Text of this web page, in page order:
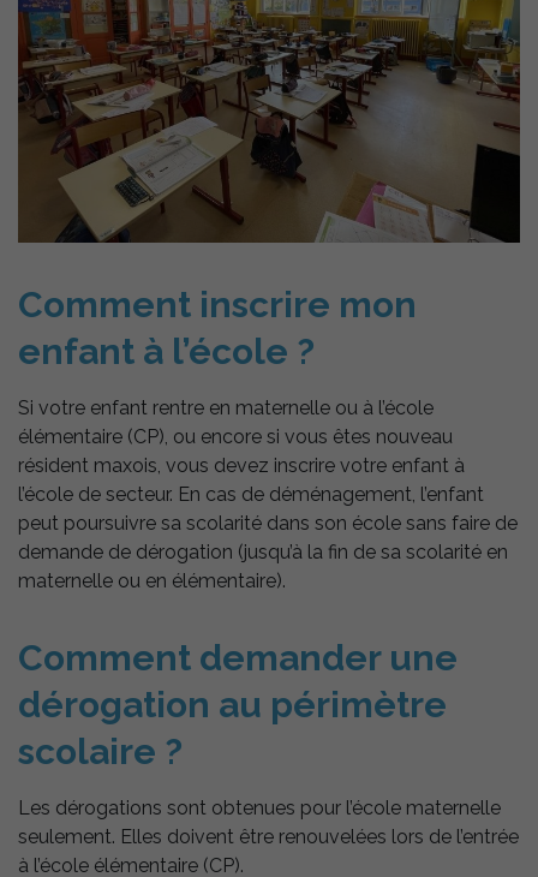
Comment inscrire mon
enfant à l’école ?
Si votre enfant rentre en maternelle ou à l’école
élémentaire (CP), ou encore si vous êtes nouveau
résident maxois, vous devez inscrire votre enfant à
l’école de secteur. En cas de déménagement, l’enfant
peut poursuivre sa scolarité dans son école sans faire de
demande de dérogation (jusqu’à la fin de sa scolarité en
maternelle ou en élémentaire).
Comment demander une
dérogation au périmètre
scolaire ?
Les dérogations sont obtenues pour l’école maternelle
seulement. Elles doivent être renouvelées lors de l’entrée
à l’école élémentaire (CP).